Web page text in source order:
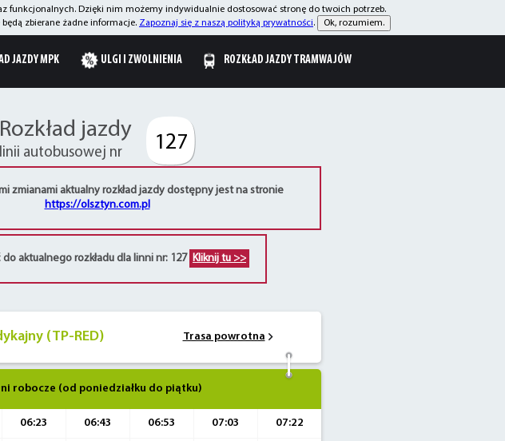
funkcjonalnych. Dzięki nim możemy indywidualnie dostosować stronę do twoich potrzeb.
zbierane żadne informacje. Zapoznaj się z naszą polityką prywatności. Ok, rozumiem.
JAZDY MPK ULGI I ZWOLNIENIA ROZKŁAD JAZDY TRAMWAJÓW
Rozkład jazdy
linii autobusowej nr 127
zmianami aktualny rozkład jazdy dostępny jest na stronie
https://olsztyn.com.pl
aktualnego rozkładu dla linni nr: 127 Kliknij tu >>
(TP-RED) Trasa powrotna
robocze (od poniedziałku do piątku)
06:23 06:43 06:53 07:03 07:22